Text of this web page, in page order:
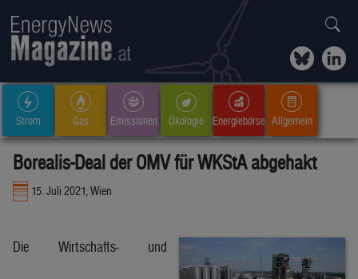
Strom Gas Emissionen Ökologie Energiebörse Allgemein
Borealis-Deal der OMV für WKStA abgehakt
15. Juli 2021, Wien
Die Wirtschafts- und